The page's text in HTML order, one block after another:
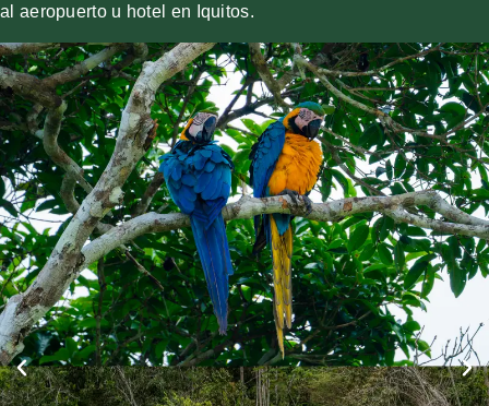
al aeropuerto u hotel en Iquitos.